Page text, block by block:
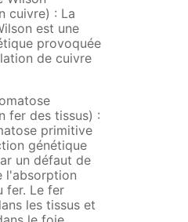
cuivre) : La
est une
provoquée
de cuivre
fer des tissus) :
primitive
génétique
un défaut de
l'absorption
fer. Le fer
les tissus et